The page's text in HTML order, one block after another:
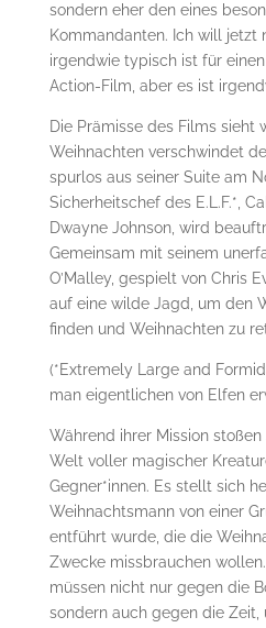
sondern eher den eines
Kommandanten. Ich will jetzt
irgendwie typisch ist für
Action-Film, aber es ist
Die Prämisse des Films sieht
Weihnachten verschwindet
spurlos aus seiner Suite am
Sicherheitschef des E.L.F.*,
Dwayne Johnson, wird
Gemeinsam mit seinem
O’Malley, gespielt von Chris
auf eine wilde Jagd, um den
finden und Weihnachten zu
(*Extremely Large and
man eigentlichen von Elfen
Während ihrer Mission
Welt voller magischer
Gegner*innen. Es stellt sich
Weihnachtsmann von einer
entführt wurde, die die
Zwecke missbrauchen
müssen nicht nur gegen die
sondern auch gegen die Zeit,